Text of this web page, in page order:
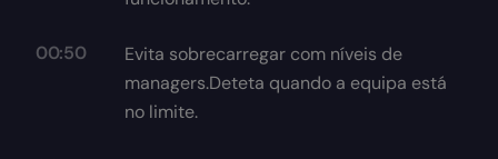
00:50
Evita sobrecarregar com níveis de
managers.Deteta quando a equipa está
no limite.